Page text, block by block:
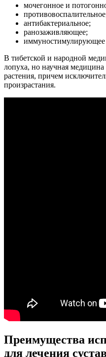
мочегонное и
антибактериальное;
ранозаживляющее;
иммуностимулирующее
В тибетской и народной
лопуха, но научная медицина
растения, причем
произрастания.
Преимущества
для лечения